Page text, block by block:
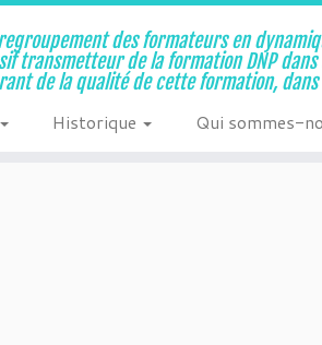
des formateurs en
transmetteur de la formation DNP
de la qualité de cette formation,
Historique Qui sommes-